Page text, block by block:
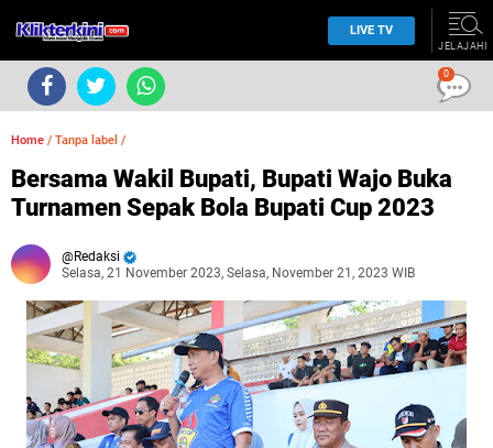
LIVE TV
JELAJAHI
Home / Tanpa label /
Bersama Wakil Bupati, Bupati Wajo Buka
Turnamen Sepak Bola Bupati Cup 2023
Redaksi
Selasa, 21 November 2023, Selasa, November 21, 2023 WIB
0